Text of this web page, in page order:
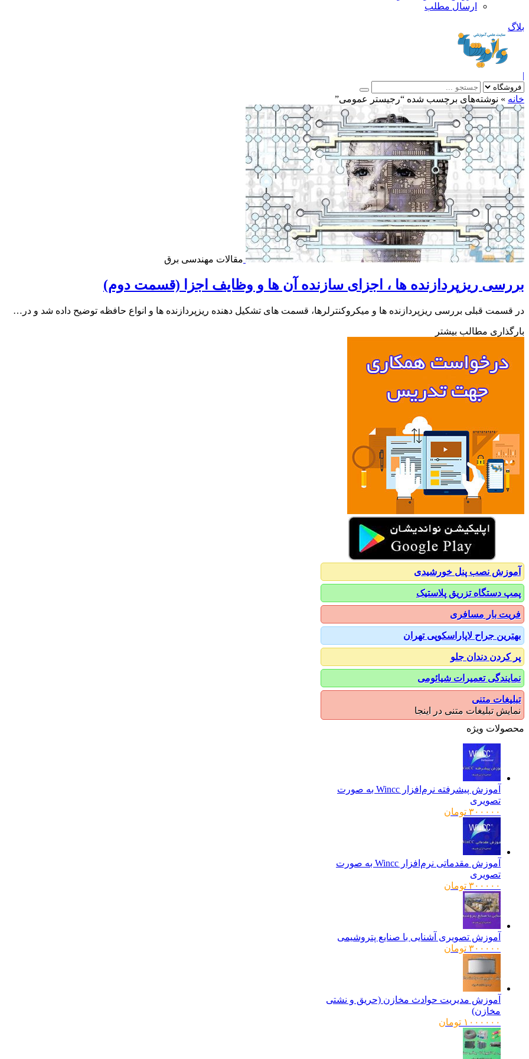
ارسال مطلب
بلاگ
|
خانه » نوشته‌های برچسب شده “رجیستر عمومی”
مقالات مهندسی برق
بررسی ریزپردازنده ها ، اجزای سازنده آن ها و وظایف اجزا (قسمت دوم)
در قسمت قبلی بررسی ریزپردازنده ها و میکروکنترلرها، قسمت های تشکیل دهنده ریزپردازنده ها و انواع حافظه توضیح داده شد و در…
بارگذاری مطالب بیشتر
آموزش نصب پنل خورشیدی
پمپ دستگاه تزریق پلاستیک
فریت بار مسافری
بهترین جراح لاپاراسکوپی تهران
پر کردن دندان جلو
نمایندگی تعمیرات شیائومی
تبلیغات متنی
نمایش تبلیغات متنی در اینجا
محصولات ویژه
آموزش پیشرفته نرم‌افزار Wincc به صورت
تصویری
۳۰۰۰۰۰ تومان
آموزش مقدماتی نرم‌افزار Wincc به صورت
تصویری
۳۰۰۰۰۰ تومان
آموزش تصویری آشنایی با صنایع پتروشیمی
۳۰۰۰۰۰ تومان
آموزش مدیریت حوادث مخازن (حریق و نشتی
مخازن)
۱۰۰۰۰۰۰ تومان